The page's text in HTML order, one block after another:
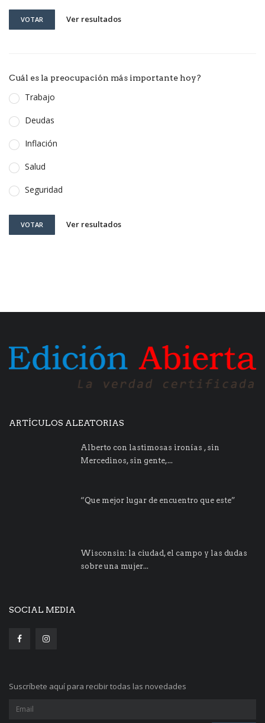
VOTAR Ver resultados
Cuál es la preocupación más importante hoy?
Trabajo
Deudas
Inflación
Salud
Seguridad
VOTAR Ver resultados
ARTÍCULOS ALEATORIAS
Alberto con lastimosas ironías , sin
Mercedinos, sin gente,...
“Que mejor lugar de encuentro que este”
Wisconsin: la ciudad, el campo y las dudas
sobre una mujer...
SOCIAL MEDIA
Suscríbete aquí para recibir todas las novedades